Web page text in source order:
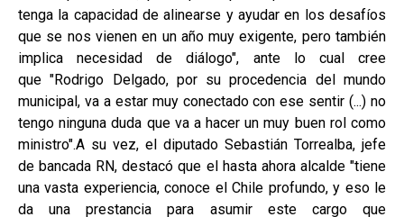
tenga la capacidad de alinearse y ayudar en los desafíos
que se nos vienen en un año muy exigente, pero también
implica necesidad de diálogo", ante lo cual cree
que "Rodrigo Delgado, por su procedencia del mundo
municipal, va a estar muy conectado con ese sentir (...) no
tengo ninguna duda que va a hacer un muy buen rol como
ministro".A su vez, el diputado Sebastián Torrealba, jefe
de bancada RN, destacó que el hasta ahora alcalde "tiene
una vasta experiencia, conoce el Chile profundo, y eso le
da una prestancia para asumir este cargo que